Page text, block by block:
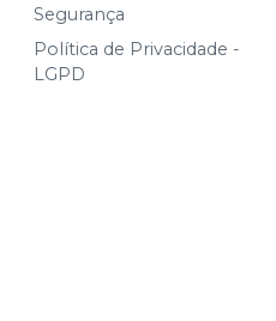
Segurança
Política de Privacidade -
LGPD